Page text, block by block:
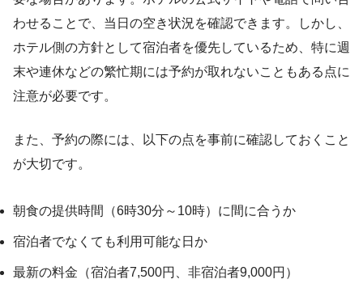
わせることで、当日の空き状況を確認できます。しかし、
ホテル側の方針として宿泊者を優先しているため、特に週
末や連休などの繁忙期には予約が取れないこともある点に
注意が必要です。
また、予約の際には、以下の点を事前に確認しておくこと
が大切です。
朝食の提供時間（6時30分～10時）に間に合うか
宿泊者でなくても利用可能な日か
最新の料金（宿泊者7,500円、非宿泊者9,000円）